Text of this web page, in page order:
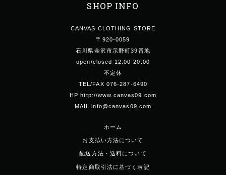
SHOP INFO
CANVAS CLOTHING STORE
〒920-0059
石川県金沢市示野町39番地
open/closed 12:00-20:00
不定休
TEL/FAX 076-287-6490
HP http://www.canvas09.com
MAIL info@canvas09.com
ホーム
お支払い方法について
配送方法・送料について
特定商取引法に基づく表記